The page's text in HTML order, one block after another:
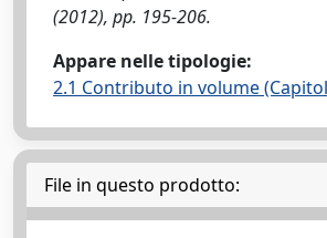
(2012), pp. 195-206.
Appare nelle tipologie:
2.1 Contributo in volume
File in questo prodotto: